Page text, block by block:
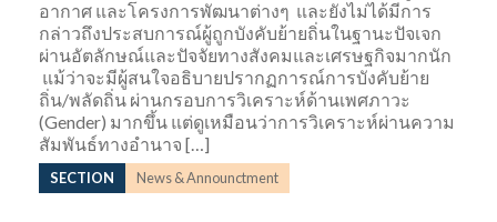
อากาศ และโครงการพัฒนาต่างๆ และยังไม่ได้มีการ
กล่าวถึงประสบการณ์ผู้ถูกบังคับย้ายถิ่นในฐานะปัจเจก
ผ่านอัตลักษณ์และปัจจัยทางสังคมและเศรษฐกิจมากนัก
แม้ว่าจะมีผู้สนใจอธิบายปรากฏการณ์การบังคับย้าย
ถิ่น/พลัดถิ่น ผ่านกรอบการวิเคราะห์ด้านเพศภาวะ
(Gender) มากขึ้น แต่ดูเหมือนว่าการวิเคราะห์ผ่านความ
สัมพันธ์ทางอำนาจ […]
SECTION News & Announctment